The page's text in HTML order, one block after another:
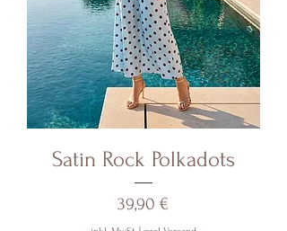
Satin Rock Polkadots
Preis
39,90 €